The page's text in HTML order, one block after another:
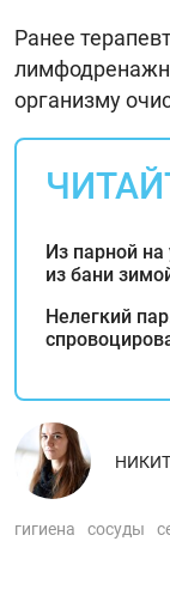
Ранее
организму
Из парной
из бани
Нелегкий
гигиена сосуды